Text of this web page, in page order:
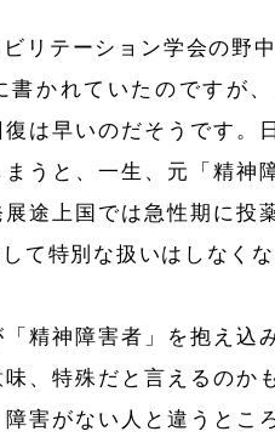
リテーション学会の野
書かれていたのですが
は早いのだそうです。
うと、一生、元「精神
途上国では急性期に投
て特別な扱いはしなく
「精神障害者」を抱え込
、特殊だと言えるのか
害がない人と違うとこ